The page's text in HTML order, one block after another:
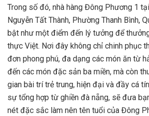
Trong số đó, nhà hàng Đông Phương 1
Nguyễn Tất Thành, Phường Thanh Bình,
bật như một điểm đến lý tưởng để
thực Việt. Nơi đây không chỉ chinh phục
đơn phong phú, đa dạng các món ăn từ
đến các món đặc sản ba miền, mà còn
gian bài trí trẻ trung, hiện đại và đầy cá
sự tổng hợp từ ghiền đà nẵng, sẽ đưa
nét đặc sắc làm nên tên tuổi của Đông